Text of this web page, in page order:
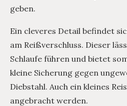
geben.
Ein cleveres Detail befindet
am Reißverschluss. Dieser
Schlaufe führen und bietet
kleine Sicherung gegen
Diebstahl. Auch ein kleines
angebracht werden.